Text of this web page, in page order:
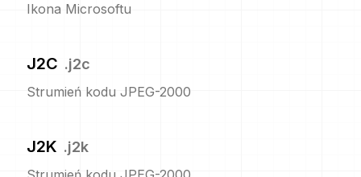
Ikona Microsoftu
J2C .j2c
Strumień kodu JPEG-2000
J2K .j2k